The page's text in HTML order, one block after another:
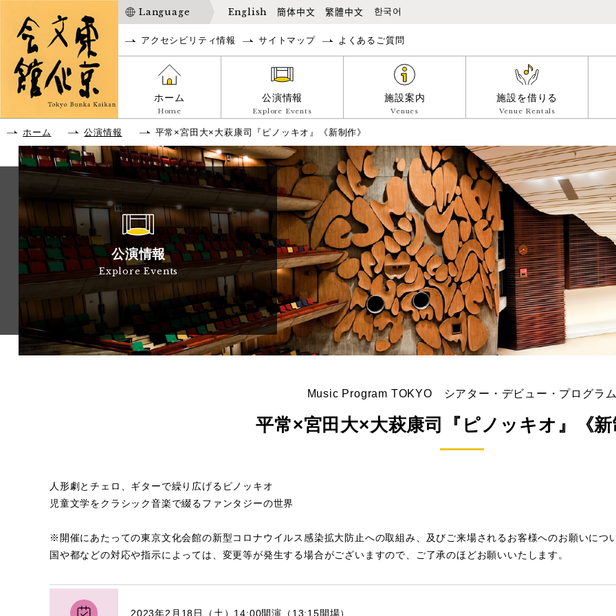
Language English 簡体中文 繁體中文 한국어
アクセシビリティ情報 サイトマップ よくあるご質問
ホーム
Home
公演情報
Explore Events
施設案内
Venues
施設を借りる
Venue Rentals
ホーム 公演情報 平常×宮田大×大萩康司『ピノッキオ』《新制作》
公演情報
Explore Events
Music Program TOKYO シアター・デビュー・プログラ
平常×宮田大×大萩康司『ピノッキオ』《
人形劇とチェロ、ギターで繰り広げるピノッキオ
児童文学をクラシック音楽で綴るファンタジーの世界
※開催にあたっての東京文化会館の新型コロナウイルス感染拡大防止への取組み、及びご来場されるお客様へのお願いにつ
国や都などの対応や指示によっては、変更等が発生する場合がございますので、ご了承のほどお願いいたします。
2023年2月18日（土）14:00開演（13:15開場）